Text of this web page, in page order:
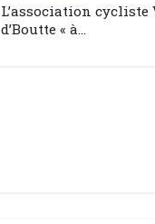
L’association cycliste
d’Boutte « à...